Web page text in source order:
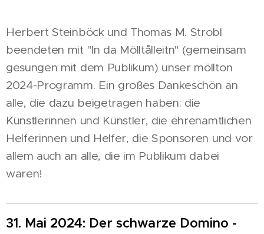
Herbert Steinböck und Thomas M. Strobl
beendeten mit "In da Mölltålleitn" (gemeinsam
gesungen mit dem Publikum) unser möllton
2024-Programm. Ein großes Dankeschön an
alle, die dazu beigetragen haben: die
Künstlerinnen und Künstler, die ehrenamtlichen
Helferinnen und Helfer, die Sponsoren und vor
allem auch an alle, die im Publikum dabei
waren!
31. Mai 2024: Der schwarze Domino -